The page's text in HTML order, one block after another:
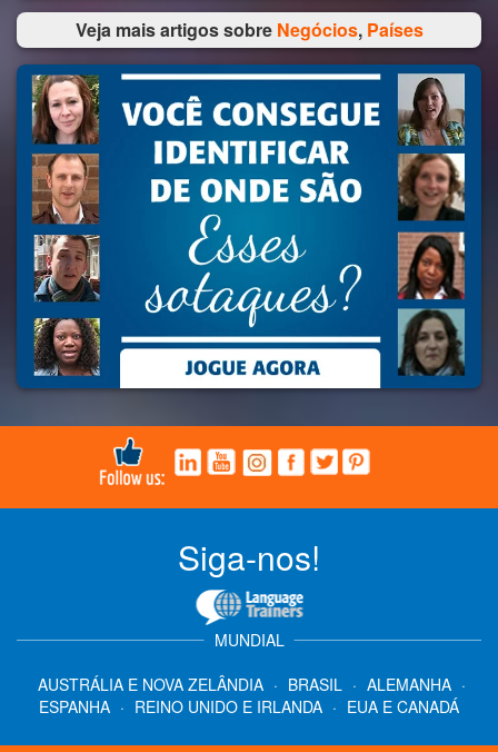
Veja mais artigos sobre Negócios, Países
Siga-nos!
MUNDIAL
AUSTRÁLIA E NOVA ZELÂNDIA · BRASIL · ALEMANHA ·
ESPANHA · REINO UNIDO E IRLANDA · EUA E CANADÁ